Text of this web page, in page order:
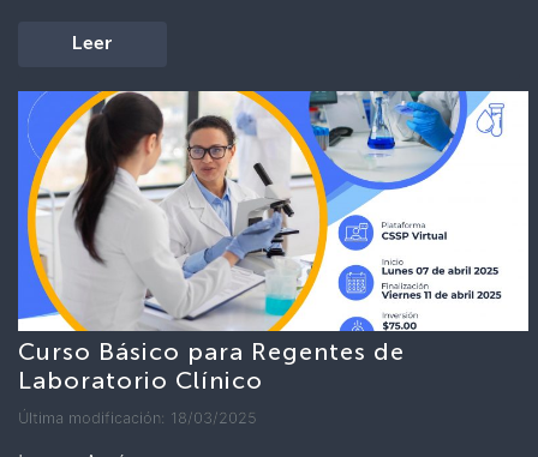
Leer
Curso Básico para Regentes de
Laboratorio Clínico
Última modificación: 18/03/2025